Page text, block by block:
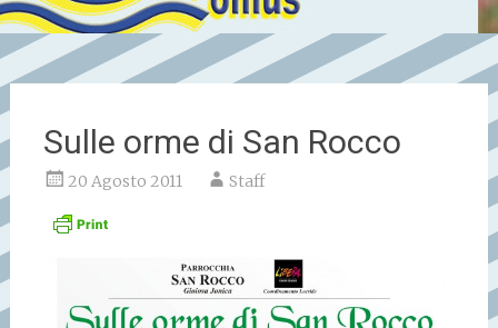
Sulle orme di San Rocco
20 Agosto 2011 Staff